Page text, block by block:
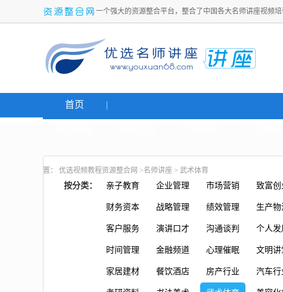
一个强大的资源整合平台，整合了中国各大名师讲座视频
首页
置： 优选视频教程资源整合网 >名师讲座 > 武术体育
按分类： 亲子教育 企业管理 市场营销 致富创
财务资本 战略管理 绩效管理 生产物
客户服务 演讲口才 沟通谈判 个人发
时间管理 金融频道 心理催眠 文明讲
家居建材 餐饮酒店 房产行业 汽车行